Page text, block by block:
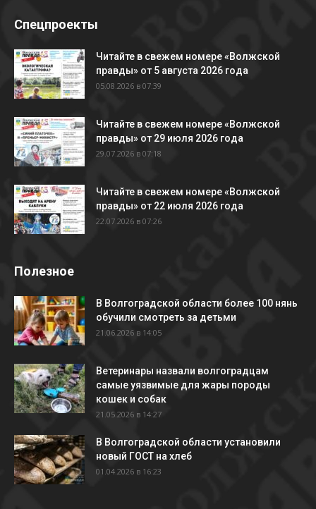
Спецпроекты
Читайте в свежем номере «Волжской
правды» от 5 августа 2026 года
05.08.2026 в 07:39
Читайте в свежем номере «Волжской
правды» от 29 июля 2026 года
29.07.2026 в 07:18
Читайте в свежем номере «Волжской
правды» от 22 июля 2026 года
22.07.2026 в 07:26
Полезное
В Волгоградской области более 100 нянь
обучили смотреть за детьми
21.06.2026 в 14:05
Ветеринары назвали волгоградцам
самые уязвимые для жары породы
кошек и собак
21.05.2026 в 14:27
В Волгоградской области установили
новый ГОСТ на хлеб
01.04.2026 в 16:23